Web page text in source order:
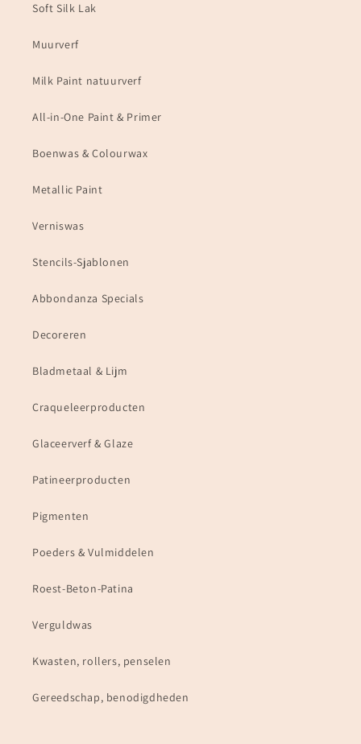
Soft Silk Lak
Muurverf
Milk Paint natuurverf
All-in-One Paint & Primer
Boenwas & Colourwax
Metallic Paint
Verniswas
Stencils-Sjablonen
Abbondanza Specials
Decoreren
Bladmetaal & Lijm
Craqueleerproducten
Glaceerverf & Glaze
Patineerproducten
Pigmenten
Poeders & Vulmiddelen
Roest-Beton-Patina
Verguldwas
Kwasten, rollers, penselen
Gereedschap, benodigdheden